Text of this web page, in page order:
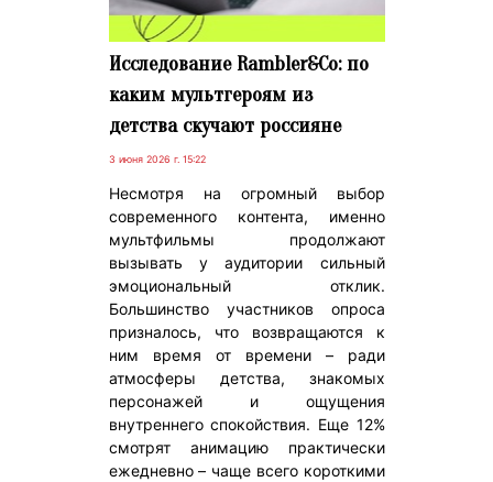
Исследование Rambler&Co: по
каким мультгероям из
детства скучают россияне
3 июня 2026 г. 15:22
Несмотря на огромный выбор
современного контента, именно
мультфильмы продолжают
вызывать у аудитории сильный
эмоциональный отклик.
Большинство участников опроса
призналось, что возвращаются к
ним время от времени – ради
атмосферы детства, знакомых
персонажей и ощущения
внутреннего спокойствия. Еще 12%
смотрят анимацию практически
ежедневно – чаще всего короткими